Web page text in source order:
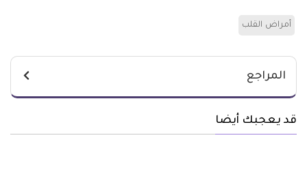
أمراض القلب
المراجع
قد يعجبك أيضا